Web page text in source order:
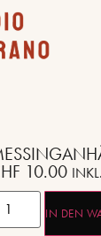
10.00
IN DEN